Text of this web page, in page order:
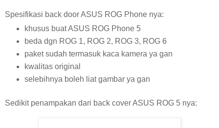
Spesifikasi back door ASUS ROG Phone nya:
khusus buat ASUS ROG Phone 5
beda dgn ROG 1, ROG 2, ROG 3, ROG 6
paket sudah termasuk kaca kamera ya gan
kwalitas original
selebihnya boleh liat gambar ya gan
Sedikit penampakan dari back cover ASUS ROG 5 nya: